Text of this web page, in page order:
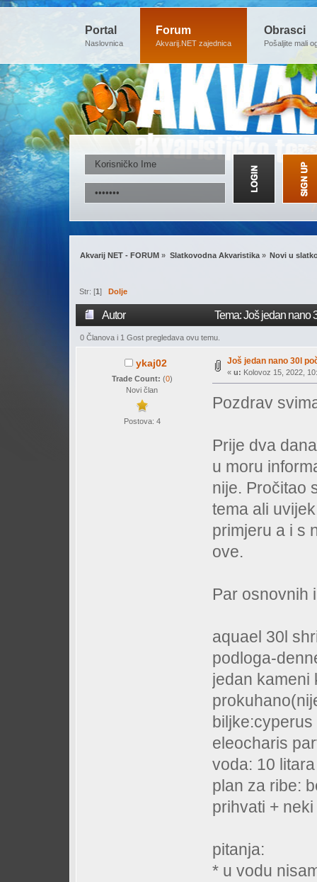
Portal
Naslovnica
Forum
Akvarij.NET zajednica
Obrasci
Pošaljite mali
Akvarij NET - FORUM » Slatkovodna Akvaristika» Novi u
Str: [1] Dolje
Autor Tema: Još jedan nano
0 Članova i 1 Gost pregledava ovu temu.
ykaj02
Trade Count: (0)
Novi član
Postova: 4
Još jedan nano 30l
« u: Kolovoz 15, 2022,
Pozdrav
Prije dva
u moru
nije. Pročitao
tema ali
primjeru a i s
ove.
Par osnovnih
aquael 30l
podloga-
jedan kameni
eleocharis
voda: 10
plan za ribe:
prihvati +
pitanja:
* u vodu